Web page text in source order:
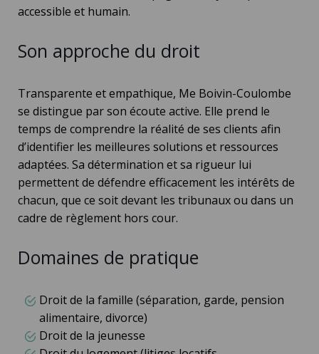
accessible et humain.
Son approche du droit
Transparente et empathique, Me Boivin-Coulombe
se distingue par son écoute active. Elle prend le
temps de comprendre la réalité de ses clients afin
d’identifier les meilleures solutions et ressources
adaptées. Sa détermination et sa rigueur lui
permettent de défendre efficacement les intérêts de
chacun, que ce soit devant les tribunaux ou dans un
cadre de règlement hors cour.
Domaines de pratique
Droit de la famille (séparation, garde, pension
alimentaire, divorce)
Droit de la jeunesse